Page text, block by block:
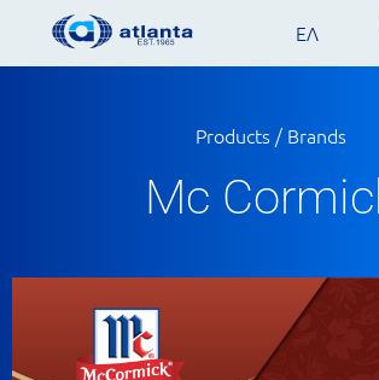
ΕΛ
Products / Brands
Mc